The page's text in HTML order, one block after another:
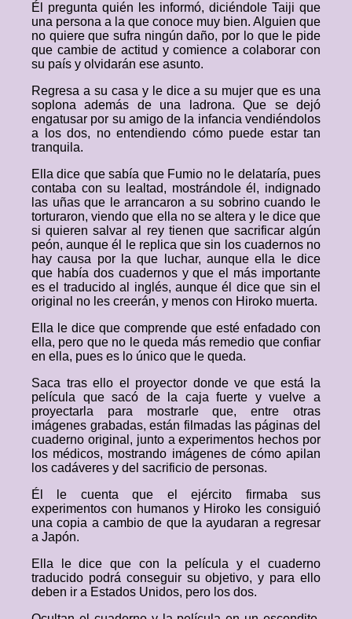
Él pregunta quién les informó, diciéndole Taiji que
una persona a la que conoce muy bien. Alguien que
no quiere que sufra ningún daño, por lo que le pide
que cambie de actitud y comience a colaborar con
su país y olvidarán ese asunto.
Regresa a su casa y le dice a su mujer que es una
soplona además de una ladrona. Que se dejó
engatusar por su amigo de la infancia vendiéndolos
a los dos, no entendiendo cómo puede estar tan
tranquila.
Ella dice que sabía que Fumio no le delataría, pues
contaba con su lealtad, mostrándole él, indignado
las uñas que le arrancaron a su sobrino cuando le
torturaron, viendo que ella no se altera y le dice que
si quieren salvar al rey tienen que sacrificar algún
peón, aunque él le replica que sin los cuadernos no
hay causa por la que luchar, aunque ella le dice
que había dos cuadernos y que el más importante
es el traducido al inglés, aunque él dice que sin el
original no les creerán, y menos con Hiroko muerta.
Ella le dice que comprende que esté enfadado con
ella, pero que no le queda más remedio que confiar
en ella, pues es lo único que le queda.
Saca tras ello el proyector donde ve que está la
película que sacó de la caja fuerte y vuelve a
proyectarla para mostrarle que, entre otras
imágenes grabadas, están filmadas las páginas del
cuaderno original, junto a experimentos hechos por
los médicos, mostrando imágenes de cómo apilan
los cadáveres y del sacrificio de personas.
Él le cuenta que el ejército firmaba sus
experimentos con humanos y Hiroko les consiguió
una copia a cambio de que la ayudaran a regresar
a Japón.
Ella le dice que con la película y el cuaderno
traducido podrá conseguir su objetivo, y para ello
deben ir a Estados Unidos, pero los dos.